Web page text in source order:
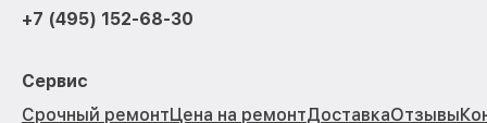
+7 (495) 152-68-30
Сервис
Срочный ремонтЦена на ремонтДоставкаОтзывы